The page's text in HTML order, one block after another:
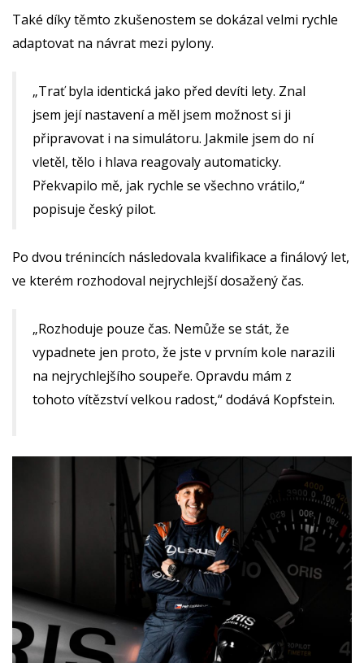
Také díky těmto zkušenostem se dokázal velmi rychle
adaptovat na návrat mezi pylony.
„Trať byla identická jako před devíti lety. Znal
jsem její nastavení a měl jsem možnost si ji
připravovat i na simulátoru. Jakmile jsem do ní
vletěl, tělo i hlava reagovaly automaticky.
Překvapilo mě, jak rychle se všechno vrátilo,“
popisuje český pilot.
Po dvou trénincích následovala kvalifikace a finálový let,
ve kterém rozhodoval nejrychlejší dosažený čas.
„Rozhoduje pouze čas. Nemůže se stát, že
vypadnete jen proto, že jste v prvním kole narazili
na nejrychlejšího soupeře. Opravdu mám z
tohoto vítězství velkou radost,“ dodává Kopfstein.